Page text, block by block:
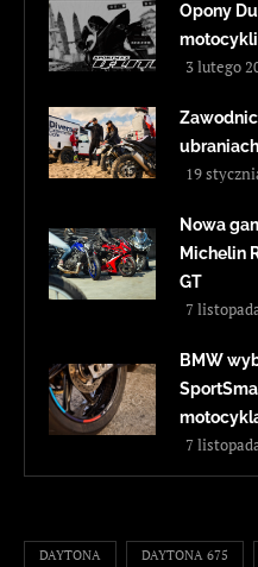
Opony
3 lutego
19
Nowa
Michelin
GT
7
BMW
7
DAYTONA DAYTONA 675